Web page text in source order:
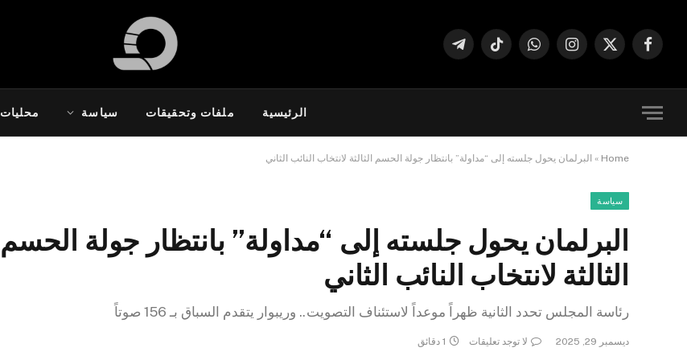
فيسبوكX
الانستغرامواتساب تيكتوك تيلقرام
الرئيسية ملفات وتحقيقات سياسة محليات
Home
» البرلمان يحول جلسته إلى “مداولة” بانتظار جولة الحسم الثالثة لانتخاب النائب الثاني
سياسة
البرلمان يحول جلسته إلى “مداولة” بانتظار جولة الحسم
الثالثة لانتخاب النائب الثاني
رئاسة المجلس تحدد الثانية ظهراً موعداً لاستئناف التصويت.. وريبوار يتقدم السباق بـ 156 صوتاً
ديسمبر 29, 2025 لا توجد تعليقات 1 دقائق